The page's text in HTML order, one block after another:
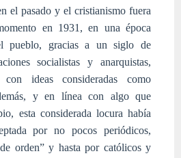
el pasado y el cristianismo fuera
en 1931, en una época
pueblo, gracias a un siglo de
socialistas y anarquistas,
con ideas consideradas como
y en línea con algo que
esta considerada locura había
por no pocos periódicos,
orden” y hasta por católicos y